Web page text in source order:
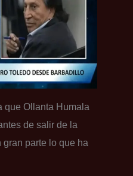
que Ollanta Humala
de salir de la
gran parte lo que ha